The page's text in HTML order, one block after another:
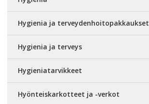
Hygienia ja terveydenhoitopakkaukset
Hygienia ja terveys
Hygieniatarvikkeet
Hyönteiskarkotteet ja -verkot